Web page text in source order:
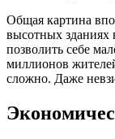
Общая картина
высотных зданиях
позволить себе
миллионов
сложно. Даже